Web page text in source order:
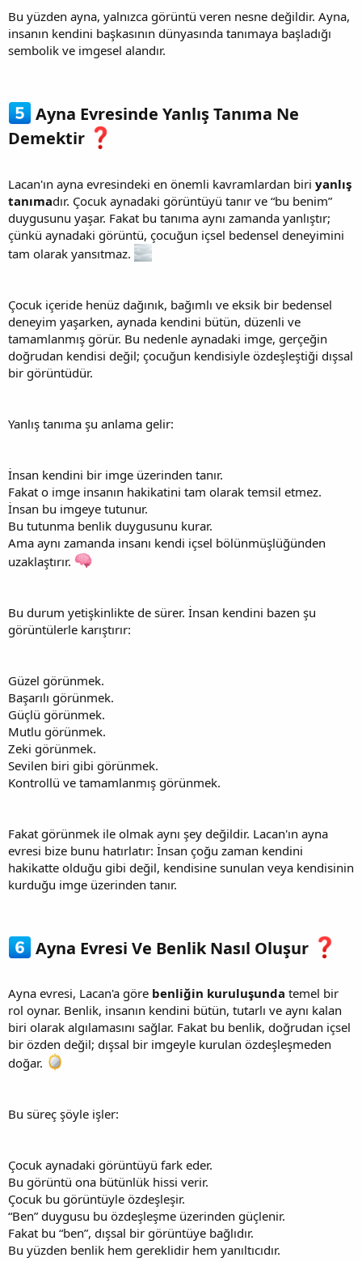
Bu yüzden ayna, yalnızca görüntü veren nesne değildir. Ayna,
insanın kendini başkasının dünyasında tanımaya başladığı
sembolik ve imgesel alandır.
Ayna Evresinde Yanlış Tanıma Ne
Demektir
Lacan'ın ayna evresindeki en önemli kavramlardan biri yanlış
tanımadır. Çocuk aynadaki görüntüyü tanır ve “bu benim”
duygusunu yaşar. Fakat bu tanıma aynı zamanda yanlıştır;
çünkü aynadaki görüntü, çocuğun içsel bedensel deneyimini
tam olarak yansıtmaz.
Çocuk içeride henüz dağınık, bağımlı ve eksik bir bedensel
deneyim yaşarken, aynada kendini bütün, düzenli ve
tamamlanmış görür. Bu nedenle aynadaki imge, gerçeğin
doğrudan kendisi değil; çocuğun kendisiyle özdeşleştiği dışsal
bir görüntüdür.
Yanlış tanıma şu anlama gelir:
İnsan kendini bir imge üzerinden tanır.
Fakat o imge insanın hakikatini tam olarak temsil etmez.
İnsan bu imgeye tutunur.
Bu tutunma benlik duygusunu kurar.
Ama aynı zamanda insanı kendi içsel bölünmüşlüğünden
uzaklaştırır.
Bu durum yetişkinlikte de sürer. İnsan kendini bazen şu
görüntülerle karıştırır:
Güzel görünmek.
Başarılı görünmek.
Güçlü görünmek.
Mutlu görünmek.
Zeki görünmek.
Sevilen biri gibi görünmek.
Kontrollü ve tamamlanmış görünmek.
Fakat görünmek ile olmak aynı şey değildir. Lacan'ın ayna
evresi bize bunu hatırlatır: İnsan çoğu zaman kendini
hakikatte olduğu gibi değil, kendisine sunulan veya kendisinin
kurduğu imge üzerinden tanır.
Ayna Evresi Ve Benlik Nasıl Oluşur
Ayna evresi, Lacan'a göre benliğin kuruluşunda temel bir
rol oynar. Benlik, insanın kendini bütün, tutarlı ve aynı kalan
biri olarak algılamasını sağlar. Fakat bu benlik, doğrudan içsel
bir özden değil; dışsal bir imgeyle kurulan özdeşleşmeden
doğar.
Bu süreç şöyle işler:
Çocuk aynadaki görüntüyü fark eder.
Bu görüntü ona bütünlük hissi verir.
Çocuk bu görüntüyle özdeşleşir.
“Ben” duygusu bu özdeşleşme üzerinden güçlenir.
Fakat bu “ben”, dışsal bir görüntüye bağlıdır.
Bu yüzden benlik hem gereklidir hem yanıltıcıdır.